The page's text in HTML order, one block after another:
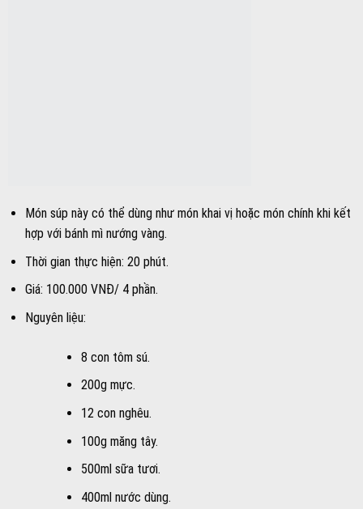
Món súp này có thể dùng như món khai vị hoặc món chính khi kết
hợp với bánh mì nướng vàng.
Thời gian thực hiện: 20 phút.
Giá: 100.000 VNĐ/ 4 phần.
Nguyên liệu:
8 con tôm sú.
200g mực.
12 con nghêu.
100g măng tây.
500ml sữa tươi.
400ml nước dùng.